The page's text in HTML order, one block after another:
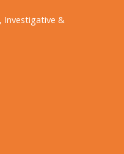
Investigative &